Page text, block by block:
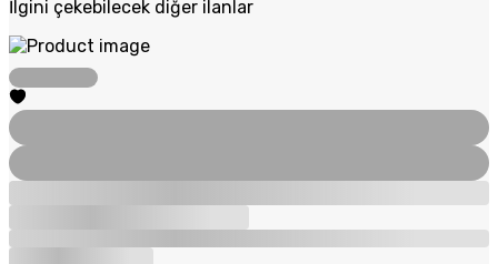
İlgini çekebilecek diğer ilanlar